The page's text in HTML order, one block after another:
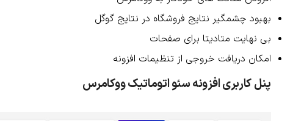
بهبود چشمگیر نتایج فروشگاه در نتایج گوگل
بی نهایت متادیتا برای صفحات
امکان دریافت خروجی از تنظیمات افزونه
پنل کاربری افزونه سئو اتوماتیک ووکامرس